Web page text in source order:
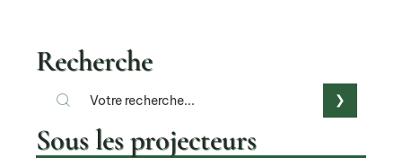
Recherche
Sous les projecteurs